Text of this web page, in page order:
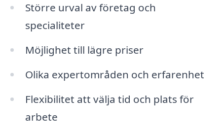
Större urval av företag och
specialiteter
Möjlighet till lägre priser
Olika expertområden och erfarenhet
Flexibilitet att välja tid och plats för
arbete